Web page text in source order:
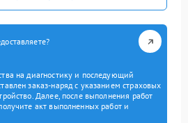
на диагностику и последующий
заказ-наряд с указанием страховых
Далее, после выполнения работ
акт выполненных работ и